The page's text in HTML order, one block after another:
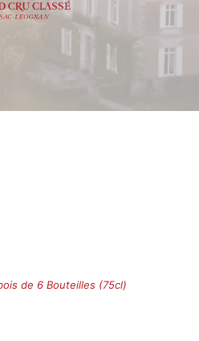
de 6 Bouteilles (75cl)